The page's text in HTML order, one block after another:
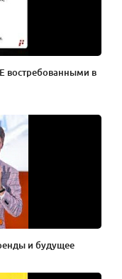
востребованными в
и будущее